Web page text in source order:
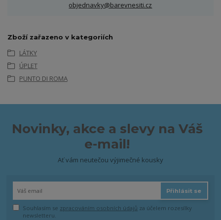
objednavky@barevnesiti.cz
Zboží zařazeno v kategoriích
LÁTKY
ÚPLET
PUNTO DI ROMA
Novinky, akce a slevy na Váš
e-mail!
Ať vám neutečou výjimečné kousky
Přihlásit se
Souhlasím se zpracováním osobních údajů za účelem rozesílky
newsletteru.